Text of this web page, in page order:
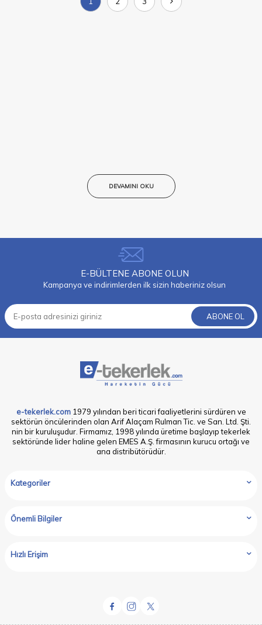
DEVAMINI OKU
E-BÜLTENE ABONE OLUN
Kampanya ve indirimlerden ilk sizin haberiniz olsun
ABONE OL
e-tekerlek.com1979 yılından beri ticari faaliyetlerini sürdüren ve
sektörün öncülerinden olan Arif Alaçam Rulman Tic. ve San. Ltd. Şti.
nin bir kuruluşudur. Firmamız, 1998 yılında üretime başlayıp tekerlek
sektöründe lider haline gelen EMES A.Ş. firmasının kurucu ortağı ve
ana distribütörüdür.
Kategoriler
Önemli Bilgiler
Hızlı Erişim